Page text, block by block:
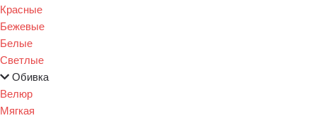
Красные
Бежевые
Белые
Светлые
Обивка
Велюр
Мягкая